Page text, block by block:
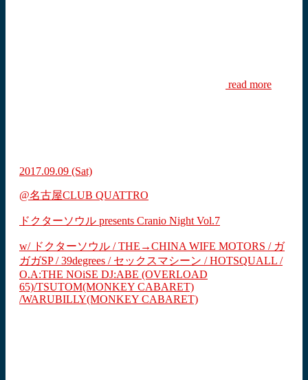
read more
2017.09.09 (Sat)
@名古屋CLUB QUATTRO
ドクターソウル presents Cranio Night Vol.7
w/ ドクターソウル / THE→CHINA WIFE MOTORS / ガ
ガガSP / 39degrees / セックスマシーン / HOTSQUALL /
O.A:THE NOiSE DJ:ABE (OVERLOAD
65)/TSUTOM(MONKEY CABARET)
/WARUBILLY(MONKEY CABARET)